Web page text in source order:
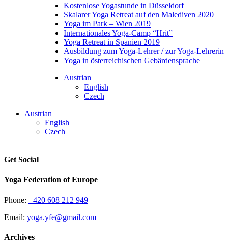
Kostenlose Yogastunde in Düsseldorf
Skalarer Yoga Retreat auf den Malediven 2020
Yoga im Park – Wien 2019
Internationales Yoga-Camp “Hrit”
Yoga Retreat in Spanien 2019
Ausbildung zum Yoga-Lehrer / zur Yoga-Lehrerin
Yoga in österreichischen Gebärdensprache
Austrian
English
Czech
Austrian
English
Czech
Get Social
Yoga Federation of Europe
Phone: +420 608 212 949
Email: yoga.yfe@gmail.com
Archives